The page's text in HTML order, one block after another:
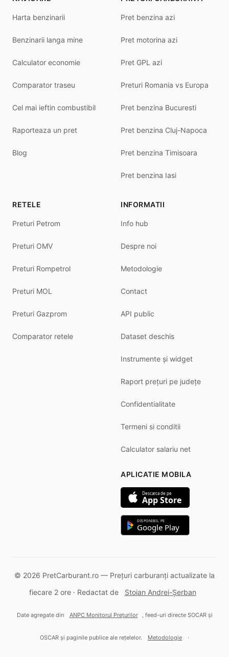
Harta benzinarii
Benzinarii langa mine
Calculator economie
Comparator traseu
Cel mai ieftin combustibil
Raporteaza un pret
Blog
Pret benzina azi
Pret motorina azi
Pret GPL azi
Preturi Romania vs Europa
Pret benzina Bucuresti
Pret benzina Cluj-Napoca
Pret benzina Timisoara
Pret benzina Iasi
RETELE
Preturi Petrom
Preturi OMV
Preturi Rompetrol
Preturi MOL
Preturi Gazprom
Comparator retele
INFORMATII
Info hub
Despre noi
Metodologie
Contact
API public
Dataset deschis
Instrumente și widget
Raport prețuri pe județe
Confidentialitate
Termeni si conditii
Calculator salariu net
APLICATIE MOBILA
Descarca de pe
App Store
DISPONIBIL PE
Google Play
© 2026 PretCarburant.ro — Prețuri carburanți actualizate la
fiecare 2 ore · Redactat de
Stoian Andrei-Șerban
Date agregate din ANPC Monitorul Prețurilor , feed-uri directe SOCAR și
OSCAR și paginile publice ale rețelelor. Metodologie ·